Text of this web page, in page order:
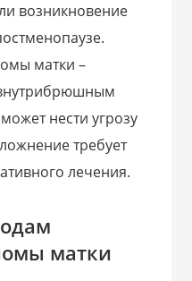
возникновение
матки –
нести угрозу
требует
лечения.
матки